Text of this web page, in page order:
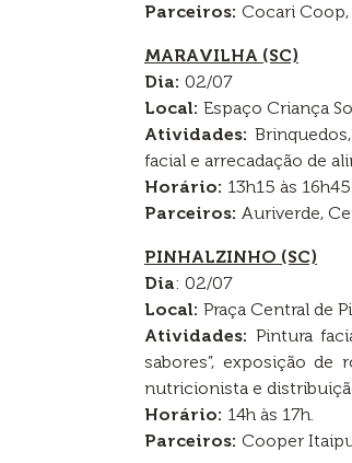
Parceiros: Cocari
MARAVILHA (SC)
Dia: 02/07
Local: Espaço Criança
Atividades:
facial e arrecadação de
Horário: 13h15 às 16h45.
Parceiros: Auriverde,
PINHALZINHO (SC)
Dia: 02/07
Local: Praça Central de
Atividades: Pintura
sabores”, exposição
nutricionista e
Horário: 14h às 17h.
Parceiros: Cooper